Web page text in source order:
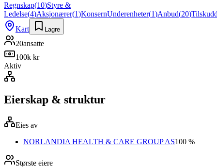
Regnskap(10)Styre &
Ledelse(4)Aksjonærer(1)KonsernUnderenheter(1)Anbud(20)
Kart
Lagre
20ansatte
100k kr
Aktiv
Eierskap & struktur
Eies av
NORLANDIA HEALTH & CARE GROUP AS100 %
Største eiere